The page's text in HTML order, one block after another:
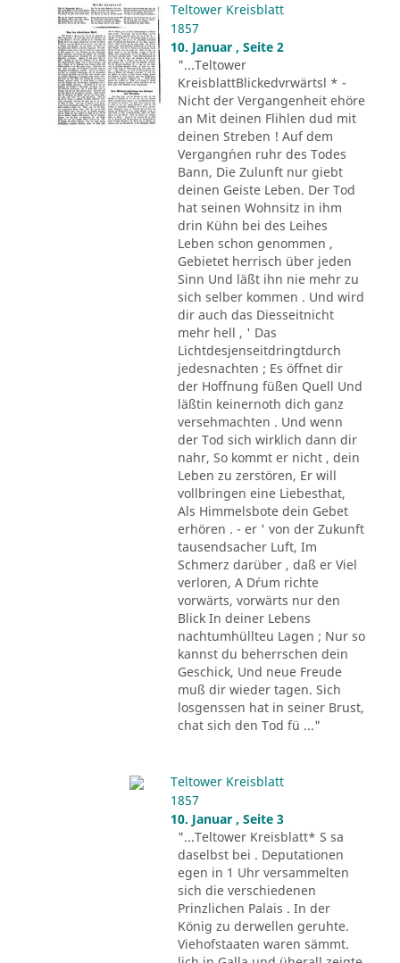
Teltower Kreisblatt
1857
10. Januar , Seite 2
"...Teltower
KreisblattBlickedvrwärtsl * -
Nicht der Vergangenheit ehöre
an Mit deinen Flihlen dud mit
deinen Streben ! Auf dem
Vergang´nen ruhr des Todes
Bann, Die Zulunft nur giebt
deinen Geiste Leben. Der Tod
hat seinen Wohnsitz in ihm
drin Kühn bei des Leihes
Leben schon genommen ,
Gebietet herrisch über jeden
Sinn Und läßt ihn nie mehr zu
sich selber kommen . Und wird
dir auch das Diesseitnicht
mehr hell , ' Das
Lichtdesjenseitdringtdurch
jedesnachten ; Es öffnet dir
der Hoffnung füßen Quell Und
läßtin keinernoth dich ganz
versehmachten . Und wenn
der Tod sich wirklich dann dir
nahr, So kommt er nicht , dein
Leben zu zerstören, Er will
vollbringen eine Liebesthat,
Als Himmelsbote dein Gebet
erhören . - er ' von der Zukunft
tausendsacher Luft, Im
Schmerz darüber , daß er Viel
verloren, A D´rum richte
vorwärts, vorwärts nur den
Blick In deiner Lebens
nachtumhüllteu Lagen ; Nur so
kannst du beherrschen dein
Geschick, Und neue Freude
muß dir wieder tagen. Sich
losgenssen hat in seiner Brust,
chat sich den Tod fü ..."
Teltower Kreisblatt
1857
10. Januar , Seite 3
"...Teltower Kreisblatt* S sa
daselbst bei . Deputationen
egen in 1 Uhr versammelten
sich die verschiedenen
Prinzlichen Palais . In der
König zu derwellen geruhte.
Viehofstaaten waren sämmt.